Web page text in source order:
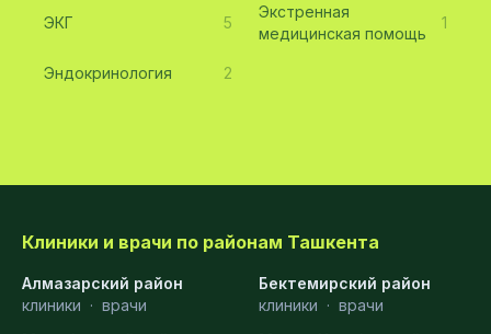
ЭКГ 5
Экстренная
медицинская помощь
1
Эндокринология 2
Клиники и врачи по районам Ташкента
Алмазарский район
клиники · врачи
Бектемирский район
клиники · врачи